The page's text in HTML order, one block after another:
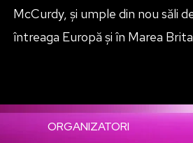
McCurdy, și umple din nou săli
întreaga Europă și în Marea
ORGANIZATORI